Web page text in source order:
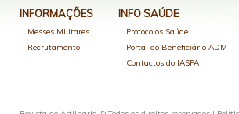
INFORMAÇÕES
Messes Militares
Recrutamento
INFO SAÚDE
Protocolos Saúde
Portal do Beneficiário ADM
Contactos do IASFA